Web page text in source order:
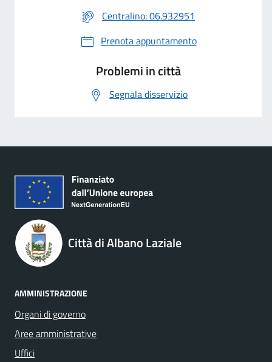
Centralino: 06.932951
Prenota appuntamento
Problemi in città
Segnala disservizio
Città di Albano Laziale
AMMINISTRAZIONE
Organi di governo
Aree amministrative
Uffici